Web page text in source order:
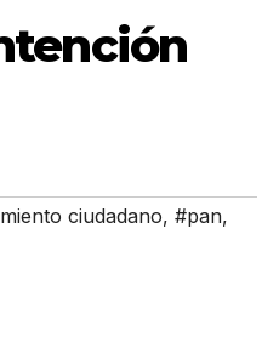
ciudadano, #pan,